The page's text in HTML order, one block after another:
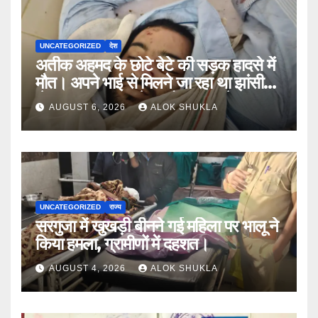
UNCATEGORIZED देश
अतीक अहमद के छोटे बेटे की सड़क हादसे में
मौत। अपने भाई से मिलने जा रहा था झांसी
जेल (सूत्र)। कार में 5 लोग सवार थे।
AUGUST 6, 2026 ALOK SHUKLA
UNCATEGORIZED राज्य
सरगुजा में खुखड़ी बीनने गई महिला पर भालू ने
किया हमला, ग्रामीणों में दहशत।
AUGUST 4, 2026 ALOK SHUKLA